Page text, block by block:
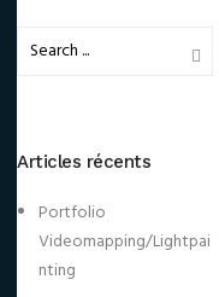
Articles récents
Portfolio
Videomapping/Lightpai
nting